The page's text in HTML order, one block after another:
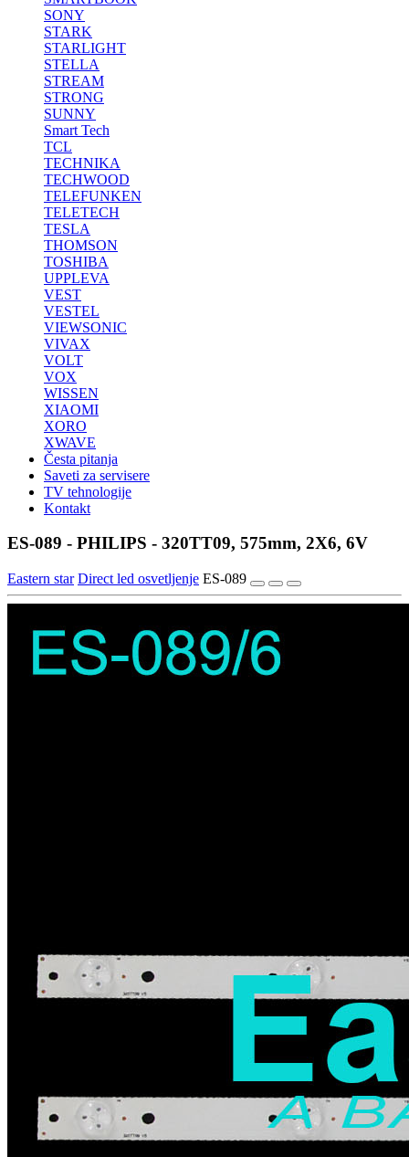
SONY
STARK
STARLIGHT
STELLA
STREAM
STRONG
SUNNY
Smart Tech
TCL
TECHNIKA
TECHWOOD
TELEFUNKEN
TELETECH
TESLA
THOMSON
TOSHIBA
UPPLEVA
VEST
VESTEL
VIEWSONIC
VIVAX
VOLT
VOX
WISSEN
XIAOMI
XORO
XWAVE
Česta pitanja
Saveti za servisere
TV tehnologije
Kontakt
ES-089 - PHILIPS - 320TT09, 575mm, 2X6, 6V
Eastern star Direct led osvetljenje ES-089